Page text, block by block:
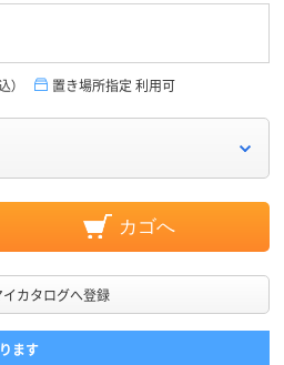
） 置き場所指定 利用可
カゴへ
イカタログへ登録
ます